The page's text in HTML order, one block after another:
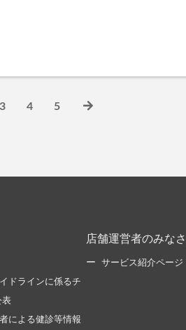
3 4 5
ドラインに係るチ
表
による健診等情報
店舗運営者のみな
サービス紹介ページ